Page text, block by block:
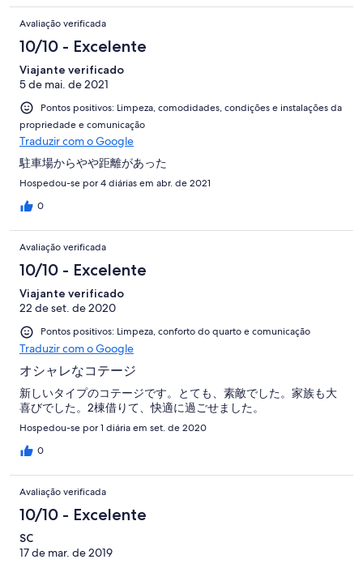
Avaliação verificada
10/10 - Excelente
Viajante verificado
5 de mai. de 2021
Pontos positivos: Limpeza, comodidades, condições e instalações da
propriedade e comunicação
Traduzir com o Google
駐車場からやや距離があった
Hospedou-se por 4 diárias em abr. de 2021
0
Avaliação verificada
10/10 - Excelente
Viajante verificado
22 de set. de 2020
Pontos positivos: Limpeza, conforto do quarto e comunicação
Traduzir com o Google
オシャレなコテージ
新しいタイプのコテージです。とても、素敵でした。家族も大
喜びでした。2棟借りて、快適に過ごせました。
Hospedou-se por 1 diária em set. de 2020
0
Avaliação verificada
10/10 - Excelente
SC
17 de mar. de 2019